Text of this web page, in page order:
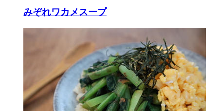
みぞれワカメスープ